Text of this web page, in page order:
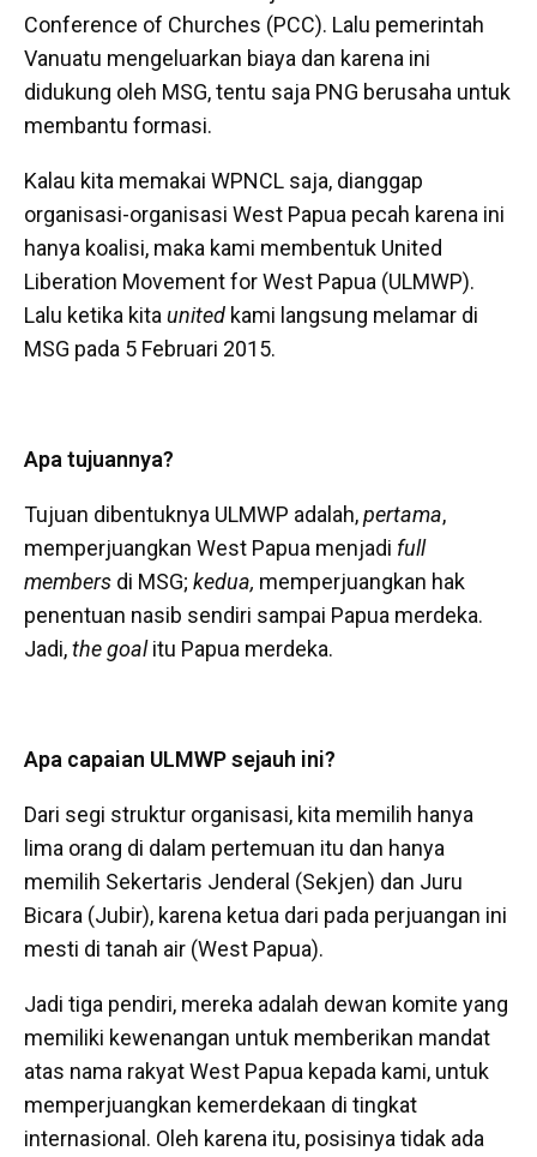
Conference of Churches (PCC). Lalu pemerintah
Vanuatu mengeluarkan biaya dan karena ini
didukung oleh MSG, tentu saja PNG berusaha untuk
membantu formasi.
Kalau kita memakai WPNCL saja, dianggap
organisasi-organisasi West Papua pecah karena ini
hanya koalisi, maka kami membentuk United
Liberation Movement for West Papua (ULMWP).
Lalu ketika kita united kami langsung melamar di
MSG pada 5 Februari 2015.
Apa tujuannya?
Tujuan dibentuknya ULMWP adalah,pertama,
memperjuangkan West Papua menjadi full
members di MSG; kedua, memperjuangkan hak
penentuan nasib sendiri sampai Papua merdeka.
Jadi,the goalitu Papua merdeka.
Apa capaian ULMWP sejauh ini?
Dari segi struktur organisasi, kita memilih hanya
lima orang di dalam pertemuan itu dan hanya
memilih Sekertaris Jenderal (Sekjen) dan Juru
Bicara (Jubir), karena ketua dari pada perjuangan ini
mesti di tanah air (West Papua).
Jadi tiga pendiri, mereka adalah dewan komite yang
memiliki kewenangan untuk memberikan mandat
atas nama rakyat West Papua kepada kami, untuk
memperjuangkan kemerdekaan di tingkat
internasional. Oleh karena itu, posisinya tidak ada